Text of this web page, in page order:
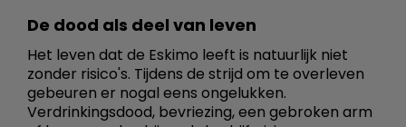
De dood als deel van leven
Het leven dat de Eskimo leeft is natuurlijk niet
zonder risico's. Tijdens de strijd om te overleven
gebeuren er nogal eens ongelukken.
Verdrinkingsdood, bevriezing, een gebroken arm